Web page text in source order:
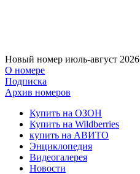
Новый номер июль-август 2026
О номере
Подписка
Архив номеров
Купить на ОЗОН
Купить на Wildberries
купить на АВИТО
Энциклопедия
Видеогалерея
Новости